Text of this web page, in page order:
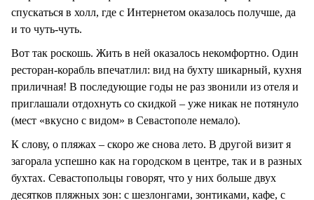
спускаться в холл, где с Интернетом оказалось получше, да
и то чуть-чуть.
Вот так роскошь. Жить в ней оказалось некомфортно. Один
ресторан-корабль впечатлил: вид на бухту шикарный, кухня
приличная! В последующие годы не раз звонили из отеля и
приглашали отдохнуть со скидкой – уже никак не потянуло
(мест «вкусно с видом» в Севастополе немало).
К слову, о пляжах – скоро же снова лето. В другой визит я
загорала успешно как на городском в центре, так и в разных
бухтах. Севастопольцы говорят, что у них больше двух
десятков пляжных зон: с шезлонгами, зонтиками, кафе, с